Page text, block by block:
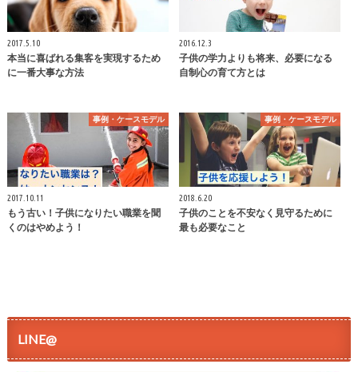
2017.5.10
本当に喜ばれる集客を実現するため
に一番大事な方法
2016.12.3
子供の学力よりも将来、必要になる
自制心の育て方とは
事例・ケースモデル
2017.10.11
もう古い！子供になりたい職業を聞
くのはやめよう！
事例・ケースモデル
2018.6.20
子供のことを不安なく見守るために
最も必要なこと
LINE@